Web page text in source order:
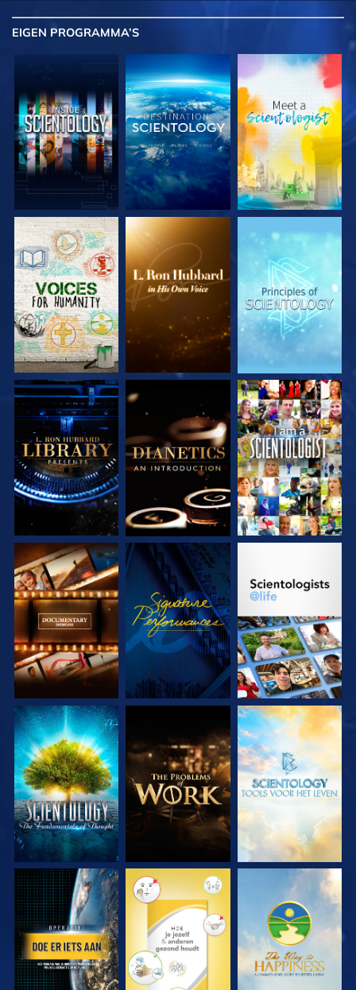
EIGEN PROGRAMMA’S
VERKEN DE SERIE VERKEN DE SERIE VERKEN DE SERIE
VERKEN DE SERIE VERKEN DE SERIE KIJK
VERKEN DE SERIE KIJK VERKEN DE SERIE
VERKEN DE SERIE VERKEN DE SERIE VERKEN DE SERIE
KIJK KIJK KIJK